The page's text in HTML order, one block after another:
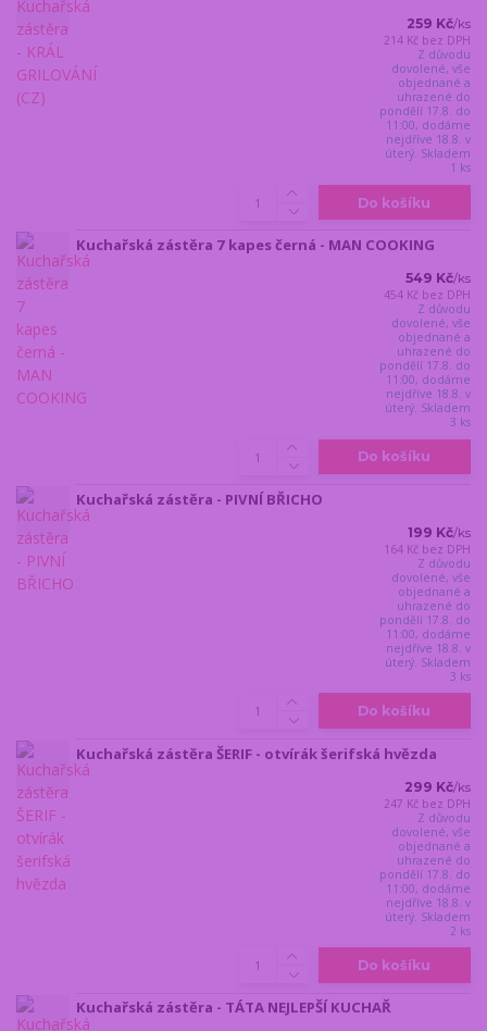
259 Kč/ks
214 Kč bez DPH
Z důvodu
dovolené, vše
objednané a
uhrazené do
pondělí 17.8. do
11:00, dodáme
nejdříve 18.8. v
úterý. Skladem
1 ks
Do košíku
Kuchařská zástěra 7 kapes černá - MAN COOKING
549 Kč/ks
454 Kč bez DPH
Z důvodu
dovolené, vše
objednané a
uhrazené do
pondělí 17.8. do
11:00, dodáme
nejdříve 18.8. v
úterý. Skladem
3 ks
Do košíku
Kuchařská zástěra - PIVNÍ BŘICHO
199 Kč/ks
164 Kč bez DPH
Z důvodu
dovolené, vše
objednané a
uhrazené do
pondělí 17.8. do
11:00, dodáme
nejdříve 18.8. v
úterý. Skladem
3 ks
Do košíku
Kuchařská zástěra ŠERIF - otvírák šerifská hvězda
299 Kč/ks
247 Kč bez DPH
Z důvodu
dovolené, vše
objednané a
uhrazené do
pondělí 17.8. do
11:00, dodáme
nejdříve 18.8. v
úterý. Skladem
2 ks
Do košíku
Kuchařská zástěra - TÁTA NEJLEPŠÍ KUCHAŘ